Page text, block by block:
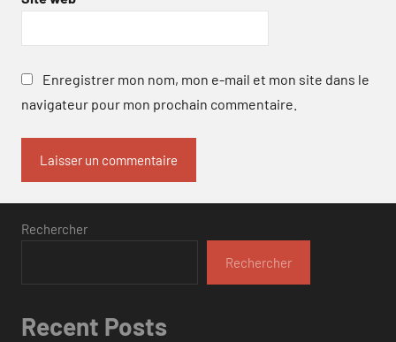
Enregistrer mon nom, mon e-mail et mon site dans le
navigateur pour mon prochain commentaire.
Rechercher
Rechercher
Recent Posts